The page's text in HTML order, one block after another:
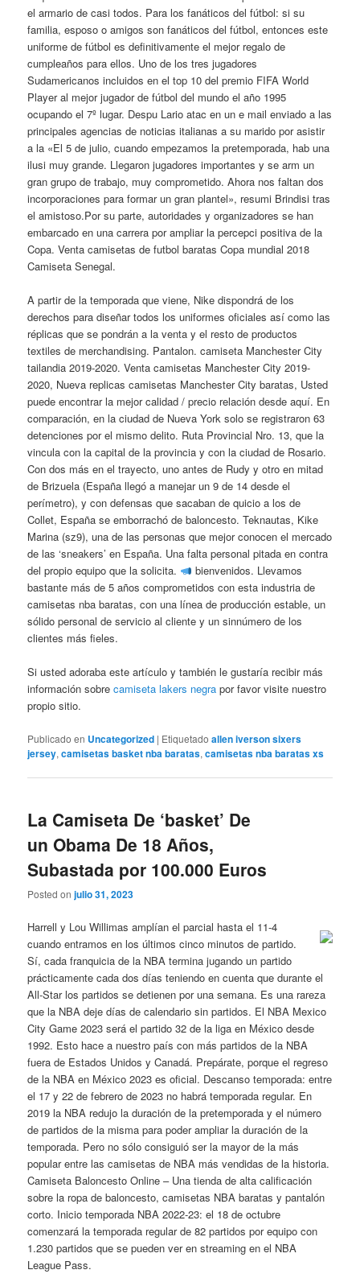
el armario de casi todos. Para los fanáticos del fútbol: si su
familia, esposo o amigos son fanáticos del fútbol, entonces este
uniforme de fútbol es definitivamente el mejor regalo de
cumpleaños para ellos. Uno de los tres jugadores
Sudamericanos incluidos en el top 10 del premio FIFA World
Player al mejor jugador de fútbol del mundo el año 1995
ocupando el 7º lugar. Despu Lario atac en un e mail enviado a las
principales agencias de noticias italianas a su marido por asistir
a la «El 5 de julio, cuando empezamos la pretemporada, hab una
ilusi muy grande. Llegaron jugadores importantes y se arm un
gran grupo de trabajo, muy comprometido. Ahora nos faltan dos
incorporaciones para formar un gran plantel», resumi Brindisi tras
el amistoso.Por su parte, autoridades y organizadores se han
embarcado en una carrera por ampliar la percepci positiva de la
Copa. Venta camisetas de futbol baratas Copa mundial 2018
Camiseta Senegal.
A partir de la temporada que viene, Nike dispondrá de los
derechos para diseñar todos los uniformes oficiales así como las
réplicas que se pondrán a la venta y el resto de productos
textiles de merchandising. Pantalon. camiseta Manchester City
tailandia 2019-2020. Venta camisetas Manchester City 2019-
2020, Nueva replicas camisetas Manchester City baratas, Usted
puede encontrar la mejor calidad / precio relación desde aquí. En
comparación, en la ciudad de Nueva York solo se registraron 63
detenciones por el mismo delito. Ruta Provincial Nro. 13, que la
vincula con la capital de la provincia y con la ciudad de Rosario.
Con dos más en el trayecto, uno antes de Rudy y otro en mitad
de Brizuela (España llegó a manejar un 9 de 14 desde el
perímetro), y con defensas que sacaban de quicio a los de
Collet, España se emborrachó de baloncesto. Teknautas, Kike
Marina (sz9), una de las personas que mejor conocen el mercado
de las ‘sneakers’ en España. Una falta personal pitada en contra
del propio equipo que la solicita.
bienvenidos. Llevamos
bastante más de 5 años comprometidos con esta industria de
camisetas nba baratas, con una línea de producción estable, un
sólido personal de servicio al cliente y un sinnúmero de los
clientes más fieles.
Si usted adoraba este artículo y también le gustaría recibir más
información sobrecamiseta lakers negra por favor visite nuestro
propio sitio.
Publicado en Uncategorized | Etiquetado allen iverson sixers
jersey,camisetas basket nba baratas,camisetas nba baratas xs
La Camiseta De ‘basket’ De
un Obama De 18 Años,
Subastada por 100.000 Euros
Posted onjulio 31, 2023
Harrell y Lou Willimas amplían el parcial hasta el 11-4
cuando entramos en los últimos cinco minutos de partido.
Sí, cada franquicia de la NBA termina jugando un partido
prácticamente cada dos días teniendo en cuenta que durante el
All-Star los partidos se detienen por una semana. Es una rareza
que la NBA deje días de calendario sin partidos. El NBA Mexico
City Game 2023 será el partido 32 de la liga en México desde
1992. Esto hace a nuestro país con más partidos de la NBA
fuera de Estados Unidos y Canadá. Prepárate, porque el regreso
de la NBA en México 2023 es oficial. Descanso temporada: entre
el 17 y 22 de febrero de 2023 no habrá temporada regular. En
2019 la NBA redujo la duración de la pretemporada y el número
de partidos de la misma para poder ampliar la duración de la
temporada. Pero no sólo consiguió ser la mayor de la más
popular entre las camisetas de NBA más vendidas de la historia.
Camiseta Baloncesto Online – Una tienda de alta calificación
sobre la ropa de baloncesto, camisetas NBA baratas y pantalón
corto. Inicio temporada NBA 2022-23: el 18 de octubre
comenzará la temporada regular de 82 partidos por equipo con
1.230 partidos que se pueden ver en streaming en el NBA
League Pass.